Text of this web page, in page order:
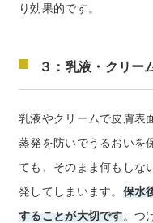
り効果的です。
３：乳液・クリー
乳液やクリームで皮膚表
蒸発を防いでうるおいを
ても、そのまま何もしな
発してしまいます。 保水
することが大切です。つ